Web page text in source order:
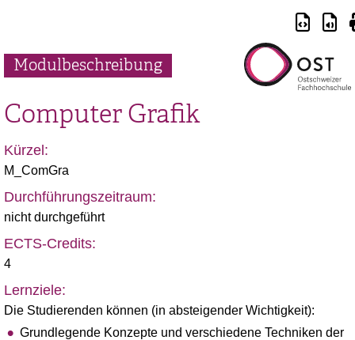
Modulbeschreibung
Computer Grafik
Kürzel:
M_ComGra
Durchführungszeitraum:
nicht durchgeführt
ECTS-Credits:
4
Lernziele:
Die Studierenden können (in absteigender Wichtigkeit):
Grundlegende Konzepte und verschiedene Techniken der